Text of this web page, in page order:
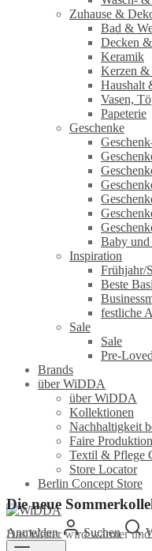
Zuhause &
Bad &
Decken
Keramik
Kerzen
Haushalt
Vasen,
Papeterie
Geschenke
Baby
Inspiration
Frühjahr/
Beste
festliche
Sale
Sale
Pre-Loved
Brands
über WiDDA
über WiDDA
Kollektionen
Nachhaltigkeit
Faire
Textil & Pflege
Store Locator
Berlin Concept Store
Anmelden Suchen
Die neue
Das Wetter wird wärmer